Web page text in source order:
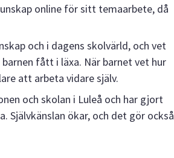
online för sitt temaarbete, då
och i dagens skolvärld, och vet
fått i läxa. När barnet vet hur
att arbeta vidare själv.
och skolan i Luleå och har gjort
Självkänslan ökar, och det gör också